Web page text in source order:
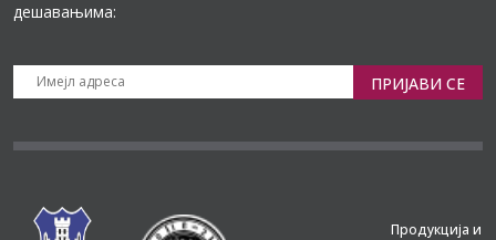
дешавањима:
ПРИЈАВИ СЕ
Продукција и